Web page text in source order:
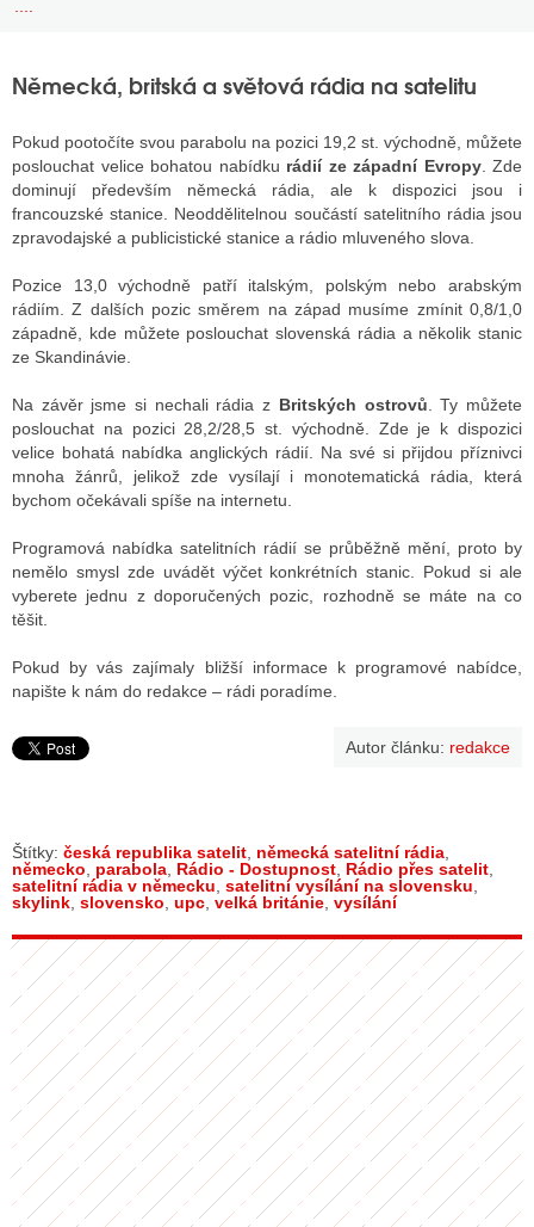
Německá, britská a světová rádia na satelitu
Pokud pootočíte svou parabolu na pozici 19,2 st. východně, můžete
poslouchat velice bohatou nabídku rádií ze západní Evropy. Zde
dominují především německá rádia, ale k dispozici jsou i
francouzské stanice. Neoddělitelnou součástí satelitního rádia jsou
zpravodajské a publicistické stanice a rádio mluveného slova.
Pozice 13,0 východně patří italským, polským nebo arabským
rádiím. Z dalších pozic směrem na západ musíme zmínit 0,8/1,0
západně, kde můžete poslouchat slovenská rádia a několik stanic
ze Skandinávie.
Na závěr jsme si nechali rádia z Britských ostrovů . Ty můžete
poslouchat na pozici 28,2/28,5 st. východně. Zde je k dispozici
velice bohatá nabídka anglických rádií. Na své si přijdou příznivci
mnoha žánrů, jelikož zde vysílají i monotematická rádia, která
bychom očekávali spíše na internetu.
Programová nabídka satelitních rádií se průběžně mění, proto by
nemělo smysl zde uvádět výčet konkrétních stanic. Pokud si ale
vyberete jednu z doporučených pozic, rozhodně se máte na co
těšit.
Pokud by vás zajímaly bližší informace k programové nabídce,
napište k nám do redakce – rádi poradíme.
Autor článku: redakce
Štítky: česká republika satelit německá satelitní rádia
německo
parabola Rádio - Dostupnost Rádio přes satelit
satelitní rádia v německu satelitní vysílání na slovensku
skylink slovensko upc velká británie vysílání